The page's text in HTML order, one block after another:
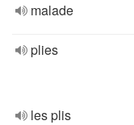
malade
plies
les plis